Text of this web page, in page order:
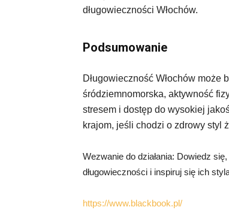
długowieczności Włochów.
Podsumowanie
Długowieczność Włochów
śródziemnomorska, aktywność
stresem i dostęp do wysokiej
krajom, jeśli chodzi o zdrowy styl
Wezwanie do działania: Dowiedz
długowieczności i inspiruj się ich
https://www.blackbook.pl/